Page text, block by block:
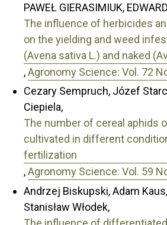
PAWEŁ GIERASIMIUK,
The influence of herbicides
on the yielding and weed
(Avena sativa L.) and naked
,Agronomy Science: Vol. 72
Cezary Sempruch, Józef
Ciepiela,
The number of cereal aphids
cultivated in different
fertilization
,Agronomy Science: Vol. 59
Andrzej Biskupski, Adam
Stanisław Włodek,